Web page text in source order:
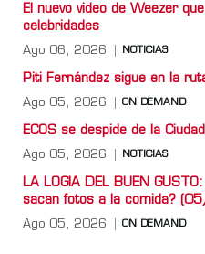
El nuevo video de Weezer
celebridades
Ago 06, 2026 NOTICIAS
Piti Fernández sigue en la
Ago 05, 2026 ON DEMAND
ECOS se despide de la
Ago 05, 2026 NOTICIAS
LA LOGIA DEL BUEN
sacan fotos a la comida?
Ago 05, 2026 ON DEMAND